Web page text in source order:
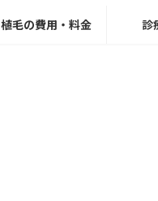
植毛の費用・料金 診